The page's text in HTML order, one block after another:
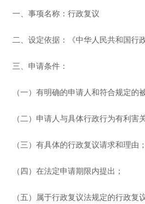
一、事项名称：行政复议
二、设定依据：《中华人民共和国行政
三、申请条件：
（一）有明确的申请人和符合规定的被
（二）申请人与具体行政行为有利害关
（三）有具体的行政复议请求和理由；
（四）在法定申请期限内提出；
（五）属于行政复议法规定的行政复议